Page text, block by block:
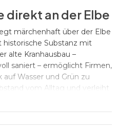
direkt an der Elbe
märchenhaft über der Elbe
Substanz mit
alte Kranhausbau –
saniert – ermöglicht Firmen,
Wasser und Grün zu
vom Alltag und verleiht
Exklusivität.